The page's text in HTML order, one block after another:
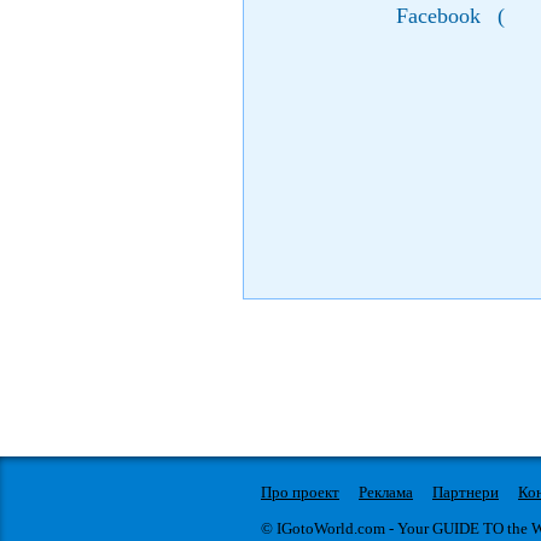
Facebook (
Про проект Реклама Партнери
© IGotoWorld.com - Your GUIDE TO the